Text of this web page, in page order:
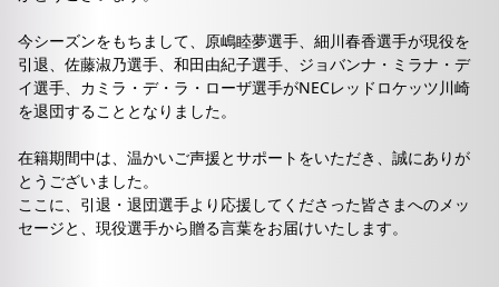
今シーズンをもちまして、原嶋睦夢選手、細川春香選手が現役を
引退、佐藤淑乃選手、和田由紀子選手、ジョバンナ・ミラナ・デ
イ選手、カミラ・デ・ラ・ローザ選手がNECレッドロケッツ川崎
を退団することとなりました。
在籍期間中は、温かいご声援とサポートをいただき、誠にありが
とうございました。
ここに、引退・退団選手より応援してくださった皆さまへのメッ
セージと、現役選手から贈る言葉をお届けいたします。